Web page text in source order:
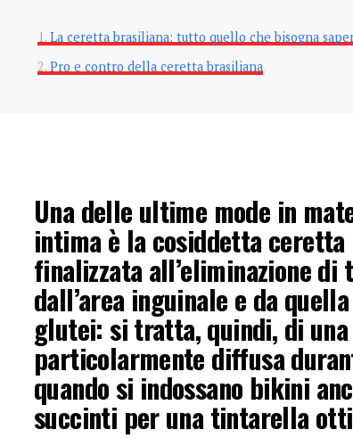
La ceretta brasiliana: tutto quello che bisogna
Pro e contro della ceretta brasiliana
Una delle ultime mode in
intima è la cosiddetta ceretta
finalizzata all’eliminazione
dall’area inguinale e da
glutei: si tratta, quindi, di
particolarmente diffusa
quando si indossano bikini
succinti per una tintarella